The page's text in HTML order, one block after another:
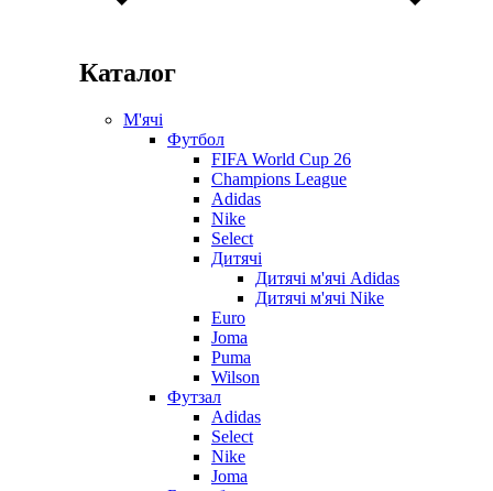
Каталог
М'ячі
Футбол
FIFA World Cup 26
Champions League
Adidas
Nike
Select
Дитячі
Дитячі м'ячі Adidas
Дитячі м'ячі Nike
Euro
Joma
Puma
Wilson
Футзал
Adidas
Select
Nike
Joma